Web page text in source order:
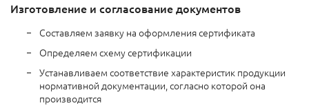
Изготовление и согласование документов
Составляем заявку на оформления сертификата
Определяем схему сертификации
Устанавливаем соответствие характеристик продукции
нормативной документации, согласно которой она
производится